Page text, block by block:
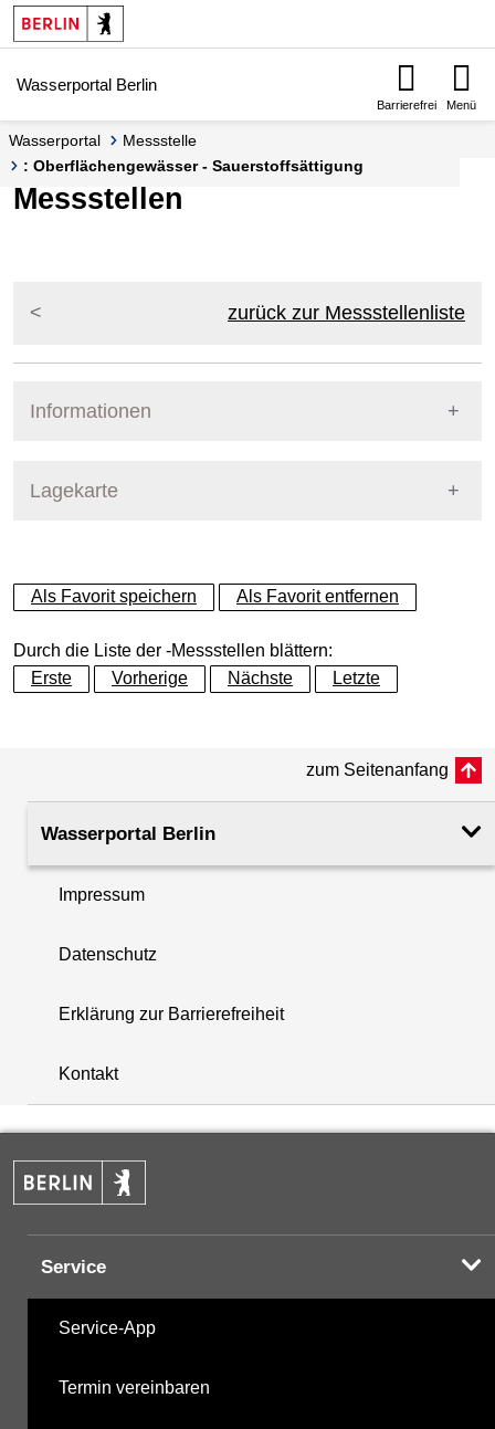
Springe zur Navigation
Springe zum Inhalt
Wasserportal Berlin
Barrierefrei Menü
Wasserportal
Messstelle
: Oberflächengewässer - Sauerstoffsättigung
Messstellen
zurück zur Messstellenliste
Informationen
Lagekarte
+
−
+
−
Als Favorit speichern Als Favorit entfernen
Durch die Liste der -Messstellen blättern:
Erste
Vorherige Nächste Letzte
zum Seitenanfang
Wasserportal Berlin
Impressum
Datenschutz
Erklärung zur Barrierefreiheit
Kontakt
Service
Service-App
Termin vereinbaren